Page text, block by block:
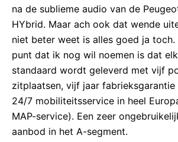
na de sublieme audio van de
HYbrid. Maar ach ook dat wende
niet beter weet is alles goed ja toch.
punt dat ik nog wil noemen is dat
standaard wordt geleverd met vijf
zitplaatsen, vijf jaar
24/7 mobiliteitsservice in heel
MAP-service). Een zeer
aanbod in het A-segment.